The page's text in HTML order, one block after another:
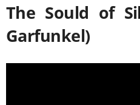
The Sould of
Garfunkel)